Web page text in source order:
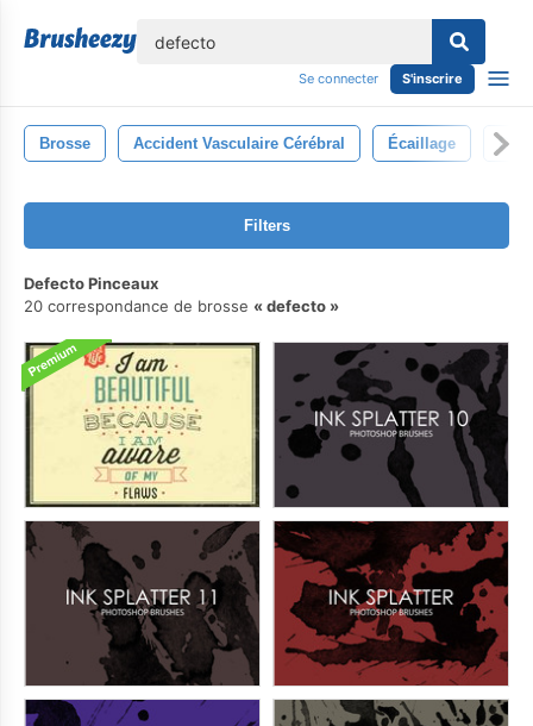
Se connecter S'inscrire
Brosse Accident Vasculaire Cérébral Écaillage
Filters
Defecto Pinceaux
20 correspondance de brosse
defecto